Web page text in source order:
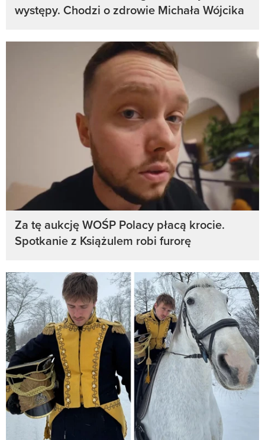
występy. Chodzi o zdrowie Michała Wójcika
Za tę aukcję WOŚP Polacy płacą krocie.
Spotkanie z Książulem robi furorę